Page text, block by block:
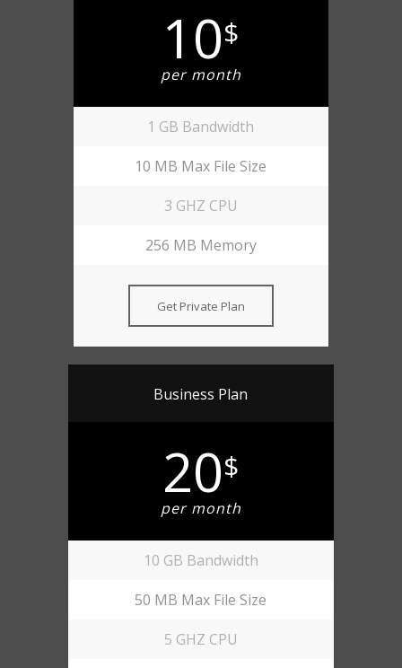
10$
per month
1 GB Bandwidth
10 MB Max File Size
3 GHZ CPU
256 MB Memory
Get Private Plan
Business Plan
20$
per month
10 GB Bandwidth
50 MB Max File Size
5 GHZ CPU